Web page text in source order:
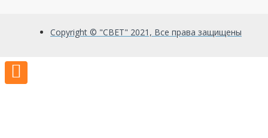
Copyright © "СВЕТ" 2021, Все права защищены